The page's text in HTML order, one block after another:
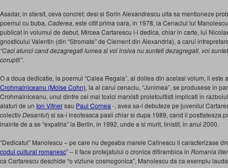
Asadar, in sfarsit, ceva concret: desi si Sorin Alexandrescu uita sa mentioneze
poemul cu buba, Caderea, este citit prima oara, in 1978, la Cenaclul lui
publicat in volumul de debut, Mircea Cartarescu i-l dedica, chiar in carte, lui
gnosticului Valentin (din “Stromate” de Clement din Alexandria), a carui
“Caci atunci cand dezagregati lumea si voi insiva nu sunteti dezagregati, voi
coruptii”.
O a doua dedicatie, la poemul “Calea Regala”, al doilea din acelasi volum, ii este
Crohmalniceanu (Moise Cohn), la al carui cenaclu, “Junimea”, se produsese in
Crohmalniceanu, unul dintre cei mai toxici marxisti proletcultisti implicati in
alaturi de un Ion Vitnersau Paul Cornea -, avea sa-l debuteze pe juvenilul
colectivDesantul) si sa-i insoteasca pasii chiar si dupa 1989, cand ii postfateaza
inainte de a se “expatria” la Berlin, in 1992, unde a si murit, linistit, in anul 2000.
“Dedicatul” Manolescu – pe care nu degeaba marele Calinescu il caracterizase
codul cultural romanesc” – ii face protejatului o cronica ditirambica in Romania
ca Cartarescu deschide “o viziune cosmogonica”, Manolescu da ca exemplu